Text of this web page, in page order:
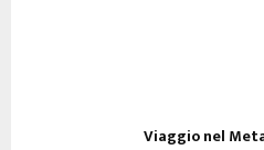
Viaggio nel